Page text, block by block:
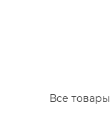
Все товары